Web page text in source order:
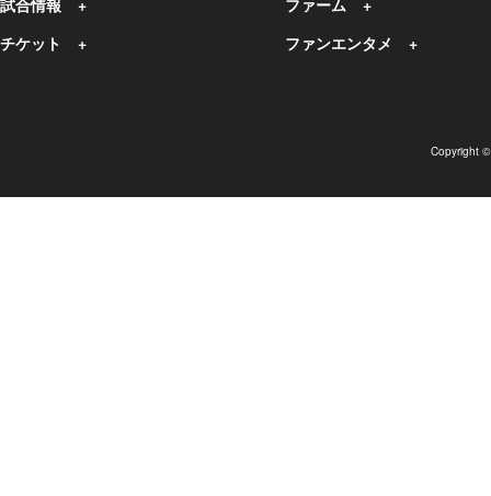
試合情報
チケット
ファーム
ファンエンタメ
Copyright